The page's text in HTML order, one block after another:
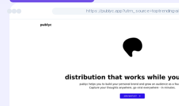
ができます。
https://publyc.app?utm_source=toptrending-ai